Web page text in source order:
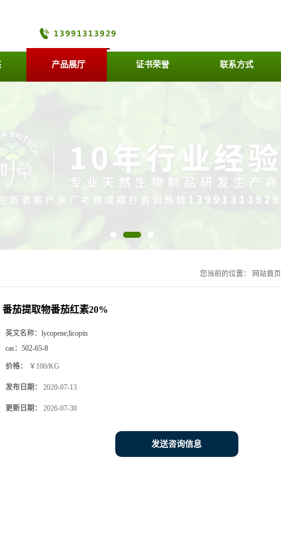
产品展厅 证书荣誉 联系方式
您当前的位置： 网站首页
番茄提取物番茄红素20%
英文名称： lycopene;licopin
cas： 502-65-8
价格： ￥100/KG
发布日期： 2020-07-13
更新日期： 2026-07-30
发送咨询信息